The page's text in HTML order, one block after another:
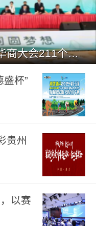
淮安成功举办第四届淮河华商大会211个签约项目 总投资1486.
杯”
贵州
以赛